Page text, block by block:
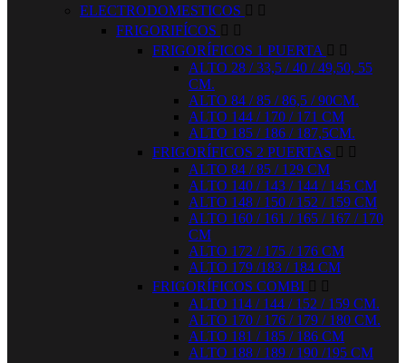
ELECTRODOMESTICOS  
FRIGORIFÍCOS  
FRIGORÍFICOS 1 PUERTA  
ALTO 28 / 33,5 / 40 / 49,50, 55
CM.
ALTO 84 / 85 / 86,5 / 90CM.
ALTO 144 / 170 / 171 CM
ALTO 185 / 186 / 187,5CM.
FRIGORÍFICOS 2 PUERTAS  
ALTO 84 / 85 / 129 CM
ALTO 140 / 143 / 144 / 145 CM
ALTO 148 / 150 / 152 / 159 CM
ALTO 160 / 161 / 165 / 167 / 170
CM
ALTO 172 / 175 / 176 CM
ALTO 179 /183 / 184 CM
FRIGORÍFICOS COMBI  
ALTO 114 / 144 / 152 / 159 CM.
ALTO 170 / 176 / 179 / 180 CM.
ALTO 181 / 185 / 186 CM
ALTO 188 / 189 / 190 /195 CM